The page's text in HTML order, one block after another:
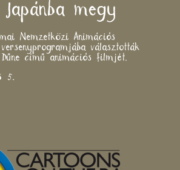
Japánba megy
Nemzetközi Animációs
választották
című animációs filmjét.
5.